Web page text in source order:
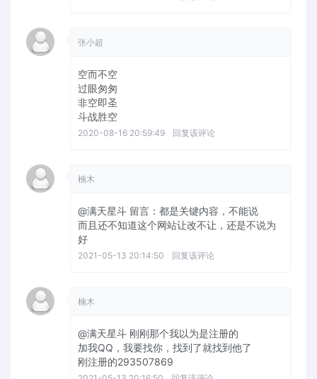
张小超
空而不空
过眼匆匆
非空即圣
斗战胜空
2020-08-16 20:59:49 回复该评论
楠木
@满天星斗 留言：都是关键内容，不能说
而且还不知道这个网站让改不让，还是不说为
好
2021-05-13 20:14:50 回复该评论
楠木
@满天星斗 刚刚那个我以为是注册的
加我QQ，我要找你，找到了就找到他了
刚注册的293507869